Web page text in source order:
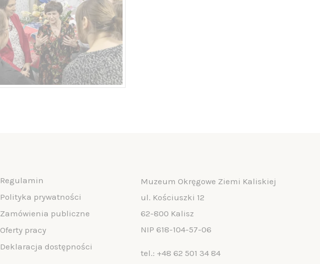
Regulamin
Polityka prywatności
Zamówienia publiczne
Oferty pracy
Deklaracja dostępności
Muzeum Okręgowe Ziemi Kaliskiej
ul. Kościuszki 12
62-800 Kalisz
NIP 618-104-57-06
tel.: +48 62 501 34 84